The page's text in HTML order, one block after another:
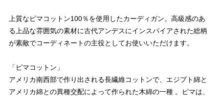
上質なピマコットン100％を使用したカーディガン。高級感のあ
る上品な雰囲気の素材に古代アンデスにインスパイアされた総柄
が素敵でコーディネートの主役としてお使いいただけます。
「ピマコットン」
アメリカ南西部で作り出される長繊維コットンで、エジプト綿と
アメリカ綿との異種交配によって作られた木綿の一種 。ピマは、